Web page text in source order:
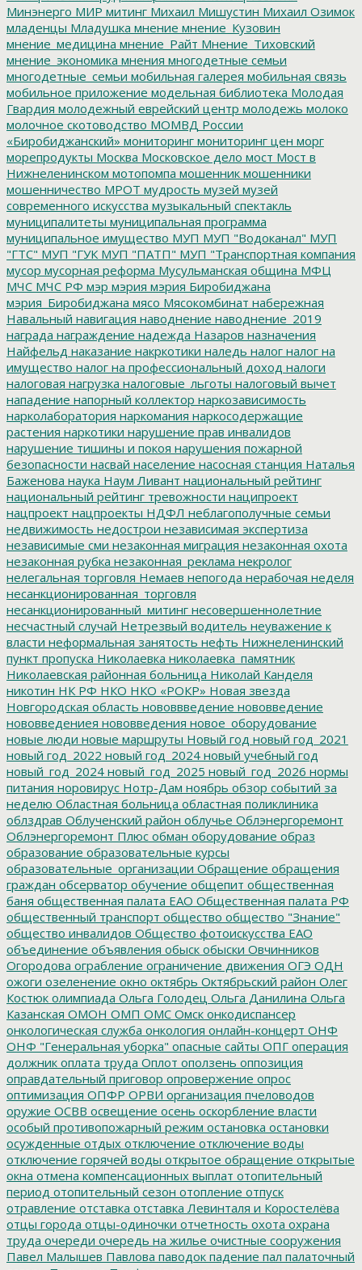
Минэнерго МИР митинг Михаил Мишустин Михаил Озимок
младенцы Младушка мнение мнение_Кузовин
мнение_медицина мнение_Райт Мнение_Тиховский
мнение_экономика мнения многодетные семьи
многодетные_семьи мобильная галерея мобильная связь
мобильное приложение модельная библиотека Молодая
Гвардия молодежный еврейский центр молодежь молоко
молочное скотоводство МОМВД России
«Биробиджанский» мониторинг мониторинг цен морг
морепродукты Москва Московское дело мост Мост в
Нижнеленинском мотопомпа мошенник мошенники
мошенничество МРОТ мудрость музей музей
современного искусства музыкальный спектакль
муниципалитеты муниципальная программа
муниципальное имущество МУП МУП "Водоканал" МУП
"ГТС" МУП "ГУК МУП "ПАТП" МУП "Транспортная компания
мусор мусорная реформа Мусульманская община МФЦ
МЧС МЧС РФ мэр мэрия мэрия Биробиджана
мэрия_Биробиджана мясо Мясокомбинат набережная
Навальный навигация наводнение наводнение_2019
награда награждение надежда Назаров назначения
Найфельд наказание накркотики наледь налог налог на
имущество налог на профессиональный доход налоги
налоговая нагрузка налоговые_льготы налоговый вычет
нападение напорный коллектор наркозависимость
нарколаборатория наркомания наркосодержащие
растения наркотики нарушение прав инвалидов
нарушение тишины и покоя нарушения пожарной
безопасности насвай население насосная станция Наталья
Баженова наука Наум Ливант национальный рейтинг
национальный рейтинг тревожности наципроект
нацпроект нацпроекты НДФЛ неблагополучные семьи
недвижимость недострои независимая экспертиза
независимые сми незаконная миграция незаконная охота
незаконная рубка незаконная_реклама некролог
нелегальная торговля Немаев непогода нерабочая неделя
несанкционированная_торговля
несанкционированный_митинг несовершеннолетние
несчастный случай Нетрезвый водитель неуважение к
власти неформальная занятость нефть Нижнеленинский
пункт пропуска Николаевка николаевка_памятник
Николаевская районная больница Николай Канделя
никотин НК РФ НКО НКО «РОКР» Новая звезда
Новгородская область нововвведение нововведение
нововведениея нововведения новое_оборудование
новые люди новые маршруты Новый год новый год_2021
новый год_2022 новый год_2024 новый учебный год
новый_год_2024 новый_год_2025 новый_год_2026 нормы
питания норовирус Нотр-Дам ноябрь обзор событий за
неделю Областная больница областная поликлиника
облздрав Облученский район облучье Облэнергоремонт
Облэнергоремонт Плюс обман оборудование образ
образование образовательные курсы
образовательные_организации Обращение обращения
граждан обсерватор обучение общепит общественная
баня общественная палата ЕАО Общественная палата РФ
общественный транспорт общество общество "Знание"
общество инвалидов Общество фотоискусства ЕАО
объединение объявления обыск обыски Овчинников
Огородова ограбление ограничение движения ОГЭ ОДН
ожоги озеленение окно октябрь Октябрьский район Олег
Костюк олимпиада Ольга Голодец Ольга Данилина Ольга
Казанская ОМОН ОМП ОМС Омск онкодиспансер
онкологическая служба онкология онлайн-концерт ОНФ
ОНФ "Генеральная уборка" опасные сайты ОПГ операция
должник оплата труда Оплот оползень оппозиция
оправдательный приговор опровержение опрос
оптимизация ОПФР ОРВИ организация пчеловодов
оружие ОСВВ освещение осень оскорбление власти
особый противопожарный режим остановка остановки
осужденные отдых отключение отключение воды
отключение горячей воды открытое обращение открытые
окна отмена компенсационных выплат отопительный
период отопительный сезон отопление отпуск
отравление отставка отставка Левинталя и Коростелёва
отцы города отцы-одиночки отчетность охота охрана
труда очереди очередь на жилье очистные сооружения
Павел Малышев Павлова паводок падение пал палаточный